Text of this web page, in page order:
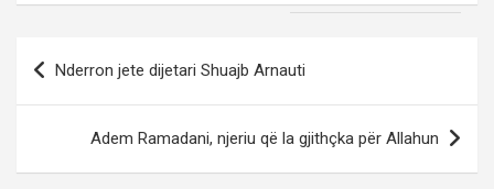
Post
navigation
Nderron jete dijetari Shuajb Arnauti
Adem Ramadani, njeriu që la gjithçka për Allahun